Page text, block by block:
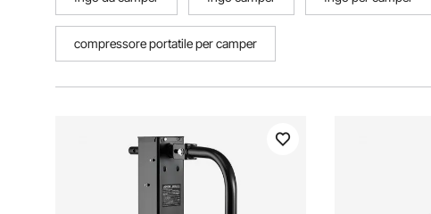
compressore portatile per camper